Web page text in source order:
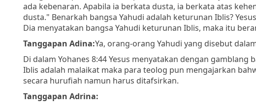
ada kebenaran. Apabila ia berkata dusta, ia berkata atas
dusta." Benarkah bangsa Yahudi adalah keturunan Iblis?
Dia menyatakan bangsa Yahudi keturunan Iblis, maka itu
Tanggapan Adina:Ya, orang-orang Yahudi yang disebut
Di dalam Yohanes 8:44 Yesus menyatakan dengan
Iblis adalah malaikat maka para teolog pun mengajarkan
secara hurufiah namun harus ditafsirkan.
Tanggapan Adrina: